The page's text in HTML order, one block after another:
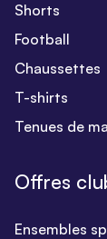
Shorts
Football
Chaussettes
T-shirts
Tenues de
Offres
Ensembles